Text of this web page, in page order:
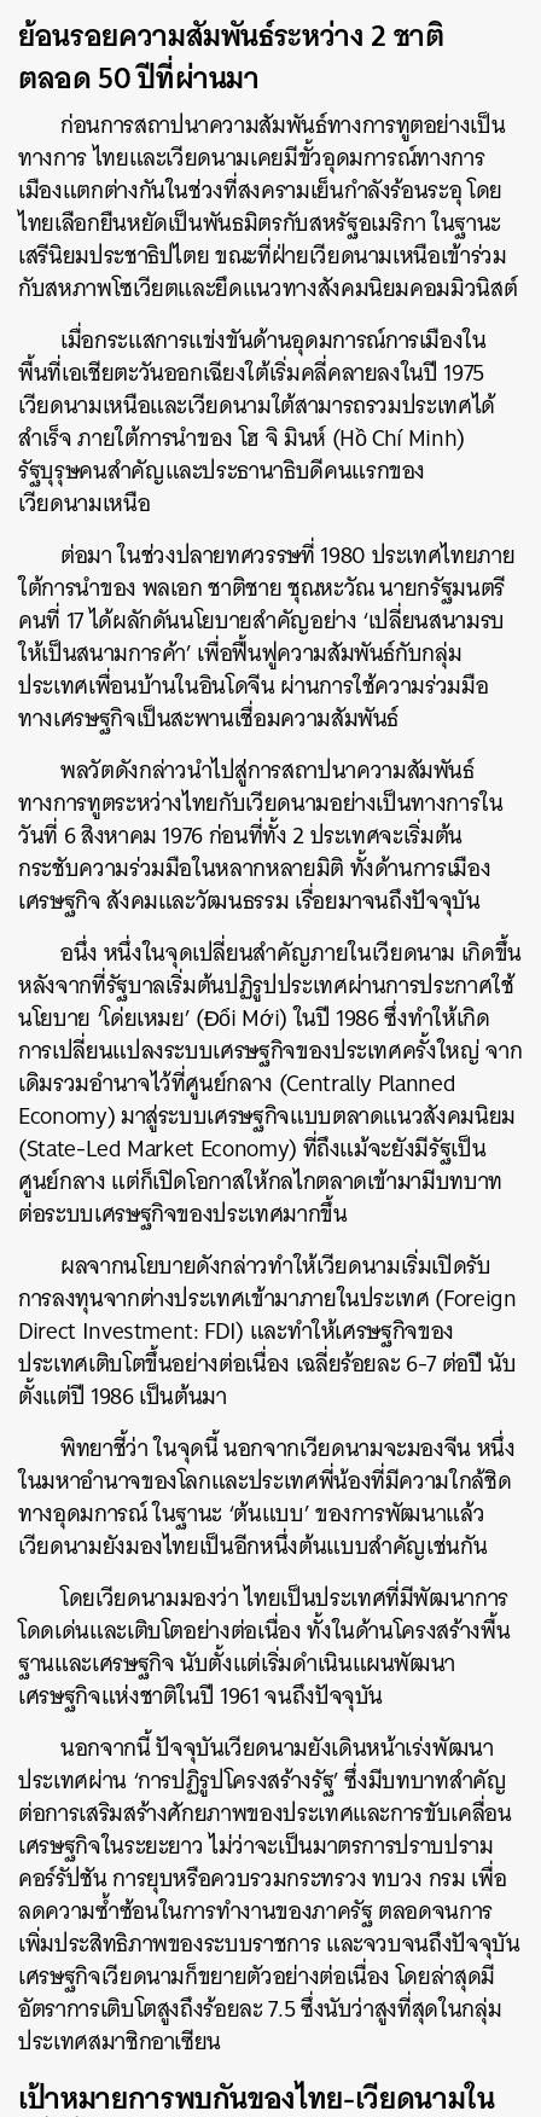
ย้อนรอยความสัมพันธ์ระหว่าง 2 ชาติ
ตลอด 50 ปีที่ผ่านมา
ก่อนการสถาปนาความสัมพันธ์ทางการทูตอย่างเป็น
ทางการ ไทยและเวียดนามเคยมีขั้วอุดมการณ์ทางการ
เมืองแตกต่างกันในช่วงที่สงครามเย็นกำลังร้อนระอุ โดย
ไทยเลือกยืนหยัดเป็นพันธมิตรกับสหรัฐอเมริกา ในฐานะ
เสรีนิยมประชาธิปไตย ขณะที่ฝ่ายเวียดนามเหนือเข้าร่วม
กับสหภาพโซเวียตและยึดแนวทางสังคมนิยมคอมมิวนิสต์
เมื่อกระแสการแข่งขันด้านอุดมการณ์การเมืองใน
พื้นที่เอเชียตะวันออกเฉียงใต้เริ่มคลี่คลายลงในปี 1975
เวียดนามเหนือและเวียดนามใต้สามารถรวมประเทศได้
สำเร็จ ภายใต้การนำของ โฮ จิ มินห์ (Hồ Chí Minh)
รัฐบุรุษคนสำคัญและประธานาธิบดีคนแรกของ
เวียดนามเหนือ
ต่อมา ในช่วงปลายทศวรรษที่ 1980 ประเทศไทยภาย
ใต้การนำของ พลเอก ชาติชาย ชุณหะวัณ นายกรัฐมนตรี
คนที่ 17 ได้ผลักดันนโยบายสำคัญอย่าง ‘เปลี่ยนสนามรบ
ให้เป็นสนามการค้า’ เพื่อฟื้นฟูความสัมพันธ์กับกลุ่ม
ประเทศเพื่อนบ้านในอินโดจีน ผ่านการใช้ความร่วมมือ
ทางเศรษฐกิจเป็นสะพานเชื่อมความสัมพันธ์
พลวัตดังกล่าวนำไปสู่การสถาปนาความสัมพันธ์
ทางการทูตระหว่างไทยกับเวียดนามอย่างเป็นทางการใน
วันที่ 6 สิงหาคม 1976 ก่อนที่ทั้ง 2 ประเทศจะเริ่มต้น
กระชับความร่วมมือในหลากหลายมิติ ทั้งด้านการเมือง
เศรษฐกิจ สังคมและวัฒนธรรม เรื่อยมาจนถึงปัจจุบัน
อนึ่ง หนึ่งในจุดเปลี่ยนสำคัญภายในเวียดนาม เกิดขึ้น
หลังจากที่รัฐบาลเริ่มต้นปฏิรูปประเทศผ่านการประกาศใช้
นโยบาย ‘โด่ยเหมย’ (Đổi Mới) ในปี 1986 ซึ่งทำให้เกิด
การเปลี่ยนแปลงระบบเศรษฐกิจของประเทศครั้งใหญ่ จาก
เดิมรวมอำนาจไว้ที่ศูนย์กลาง (Centrally Planned
Economy) มาสู่ระบบเศรษฐกิจแบบตลาดแนวสังคมนิยม
(State-Led Market Economy) ที่ถึงแม้จะยังมีรัฐเป็น
ศูนย์กลาง แต่ก็เปิดโอกาสให้กลไกตลาดเข้ามามีบทบาท
ต่อระบบเศรษฐกิจของประเทศมากขึ้น
ผลจากนโยบายดังกล่าวทำให้เวียดนามเริ่มเปิดรับ
การลงทุนจากต่างประเทศเข้ามาภายในประเทศ (Foreign
Direct Investment: FDI) และทำให้เศรษฐกิจของ
ประเทศเติบโตขึ้นอย่างต่อเนื่อง เฉลี่ยร้อยละ 6-7 ต่อปี นับ
ตั้งแต่ปี 1986 เป็นต้นมา
พิทยาชี้ว่า ในจุดนี้ นอกจากเวียดนามจะมองจีน หนึ่ง
ในมหาอำนาจของโลกและประเทศพี่น้องที่มีความใกล้ชิด
ทางอุดมการณ์ ในฐานะ ‘ต้นแบบ’ ของการพัฒนาแล้ว
เวียดนามยังมองไทยเป็นอีกหนึ่งต้นแบบสำคัญเช่นกัน
โดยเวียดนามมองว่า ไทยเป็นประเทศที่มีพัฒนาการ
โดดเด่นและเติบโตอย่างต่อเนื่อง ทั้งในด้านโครงสร้างพื้น
ฐานและเศรษฐกิจ นับตั้งแต่เริ่มดำเนินแผนพัฒนา
เศรษฐกิจแห่งชาติในปี 1961 จนถึงปัจจุบัน
นอกจากนี้ ปัจจุบันเวียดนามยังเดินหน้าเร่งพัฒนา
ประเทศผ่าน ‘การปฏิรูปโครงสร้างรัฐ’ ซึ่งมีบทบาทสำคัญ
ต่อการเสริมสร้างศักยภาพของประเทศและการขับเคลื่อน
เศรษฐกิจในระยะยาว ไม่ว่าจะเป็นมาตรการปราบปราม
คอร์รัปชัน การยุบหรือควบรวมกระทรวง ทบวง กรม เพื่อ
ลดความซ้ำซ้อนในการทำงานของภาครัฐ ตลอดจนการ
เพิ่มประสิทธิภาพของระบบราชการ และจวบจนถึงปัจจุบัน
เศรษฐกิจเวียดนามก็ขยายตัวอย่างต่อเนื่อง โดยล่าสุดมี
อัตราการเติบโตสูงถึงร้อยละ 7.5 ซึ่งนับว่าสูงที่สุดในกลุ่ม
ประเทศสมาชิกอาเซียน
เป้าหมายการพบกันของไทย-เวียดนามใน